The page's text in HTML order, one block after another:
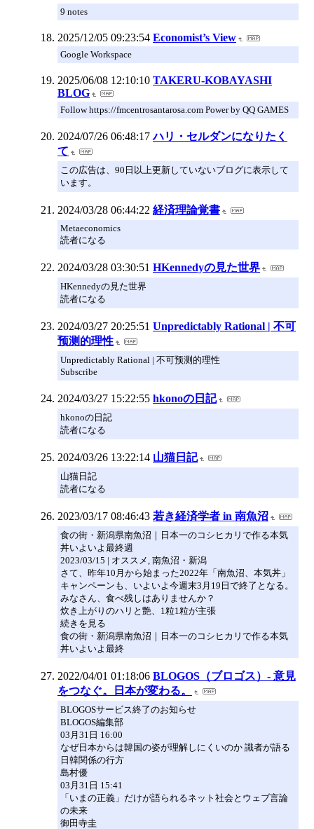
9 notes
2025/12/05 09:23:54 Economist’s View
Google Workspace
2025/06/08 12:10:10 TAKERU-KOBAYASHI
BLOG
Follow https://fmcentrosantarosa.com Power by QQ GAMES
2024/07/26 06:48:17 ハリ・セルダンになりたく
て
この広告は、90日以上更新していないブログに表示して
います。
2024/03/28 06:44:22 経済理論覚書
Metaeconomics
読者になる
2024/03/28 03:30:51 HKennedyの見た世界
HKennedyの見た世界
読者になる
2024/03/27 20:25:51 Unpredictably Rational | 不可
预测的理性
Unpredictably Rational | 不可预测的理性
Subscribe
2024/03/27 15:22:55 hkonoの日記
hkonoの日記
読者になる
2024/03/26 13:22:14 山猫日記
山猫日記
読者になる
2023/03/17 08:46:43 若き経済学者 in 南魚沼
食の街・新潟県南魚沼｜日本一のコシヒカリで作る本気
丼いよいよ最終週
2023/03/15 | オススメ, 南魚沼・新潟
さて、昨年10月から始まった2022年「南魚沼、本気丼」
キャンペーンも、いよいよ今週末3月19日で終了となる。
みなさん、食べ残しはありませんか？
炊き上がりのハリと艶、1粒1粒が主張
続きを見る
食の街・新潟県南魚沼｜日本一のコシヒカリで作る本気
丼いよいよ最終
2022/04/01 01:18:06 BLOGOS（ブロゴス）- 意見
をつなぐ。日本が変わる。
BLOGOSサービス終了のお知らせ
BLOGOS編集部
03月31日 16:00
なぜ日本からは韓国の姿が理解しにくいのか 識者が語る
日韓関係の行方
島村優
03月31日 15:41
「いまの正義」だけが語られるネット社会とウェブ言論
の未来
御田寺圭